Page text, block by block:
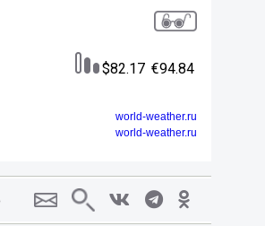
82.17 94.84
world-weather.ru
world-weather.ru